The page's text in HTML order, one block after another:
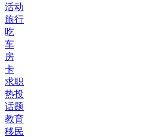
活动
旅行
吃
车
房
卡
求职
热投
话题
教育
移民